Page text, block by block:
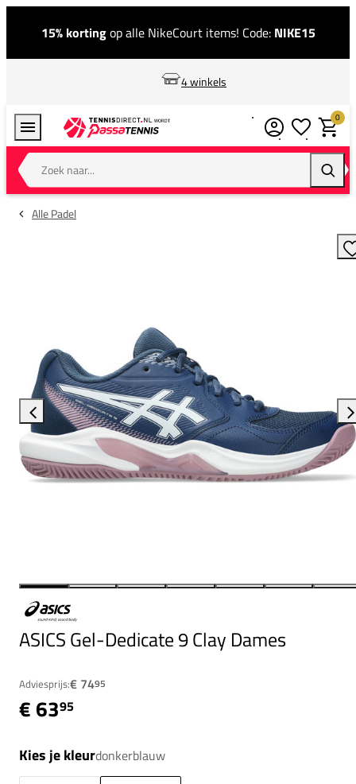
15% kortingop alle NikeCourt items! Code: NIKE15
4 winkels
Zoek naar...
0
Alle Padel
ASICS Gel-Dedicate 9 Clay Dames
Adviesprijs:€ 7495
€ 6395
Kies je kleurdonkerblauw